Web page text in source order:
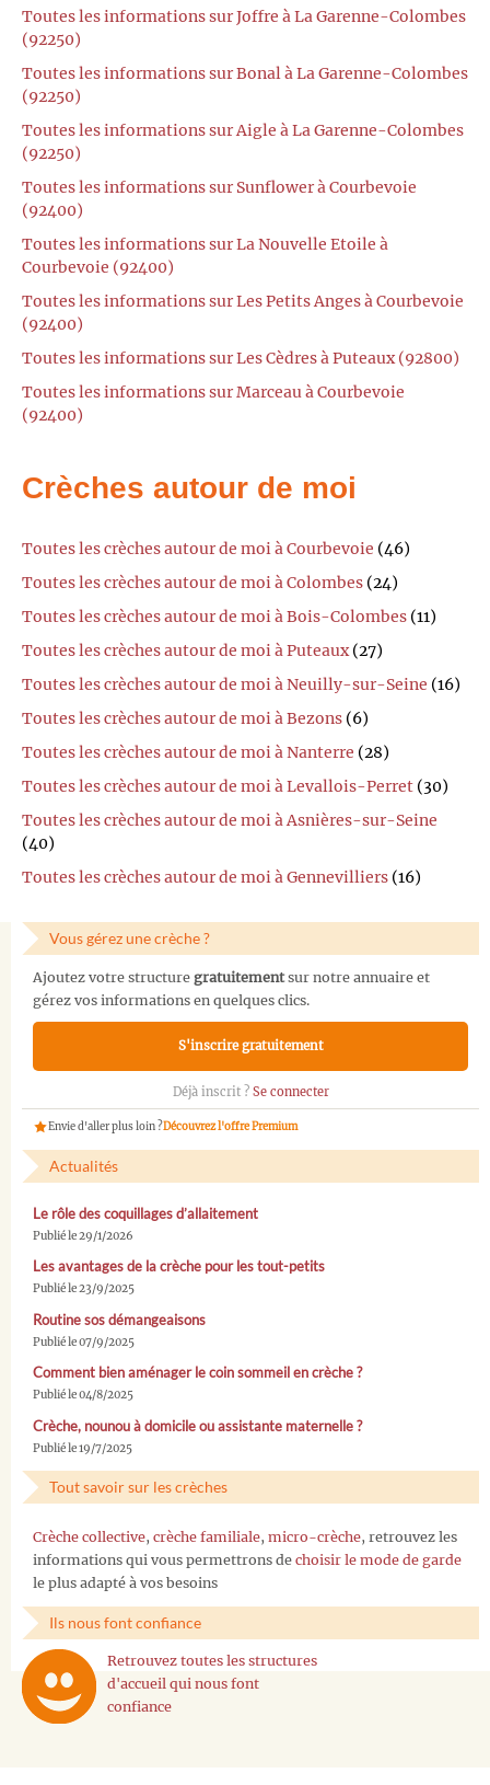
Toutes les informations sur Joffre à La Garenne-Colombes
(92250)
Toutes les informations sur Bonal à La Garenne-Colombes
(92250)
Toutes les informations sur Aigle à La Garenne-Colombes
(92250)
Toutes les informations sur Sunflower à Courbevoie
(92400)
Toutes les informations sur La Nouvelle Etoile à
Courbevoie (92400)
Toutes les informations sur Les Petits Anges à Courbevoie
(92400)
Toutes les informations sur Les Cèdres à Puteaux (92800)
Toutes les informations sur Marceau à Courbevoie
(92400)
Crèches autour de moi
Toutes les crèches autour de moi à Courbevoie (46)
Toutes les crèches autour de moi à Colombes (24)
Toutes les crèches autour de moi à Bois-Colombes (11)
Toutes les crèches autour de moi à Puteaux(27)
Toutes les crèches autour de moi à Neuilly-sur-Seine (16)
Toutes les crèches autour de moi à Bezons (6)
Toutes les crèches autour de moi à Nanterre (28)
Toutes les crèches autour de moi à Levallois-Perret (30)
Toutes les crèches autour de moi à Asnières-sur-Seine
(40)
Toutes les crèches autour de moi à Gennevilliers (16)
Vous gérez une crèche ?
Ajoutez votre structure gratuitementsur notre annuaire et
gérez vos informations en quelques clics.
S'inscrire gratuitement
Déjà inscrit ? Se connecter
Envie d'aller plus loin ?Découvrez l'offre Premium
Actualités
Le rôle des coquillages d’allaitement
Publié le 29/1/2026
Les avantages de la crèche pour les tout-petits
Publié le 23/9/2025
Routine sos démangeaisons
Publié le 07/9/2025
Comment bien aménager le coin sommeil en crèche ?
Publié le 04/8/2025
Crèche, nounou à domicile ou assistante maternelle ?
Publié le 19/7/2025
Tout savoir sur les crèches
Crèche collective, crèche familiale, micro-crèche, retrouvez les
informations qui vous permettrons de choisir le mode de garde
le plus adapté à vos besoins
Ils nous font confiance
Retrouvez toutes les structures
d'accueil qui nous font
confiance